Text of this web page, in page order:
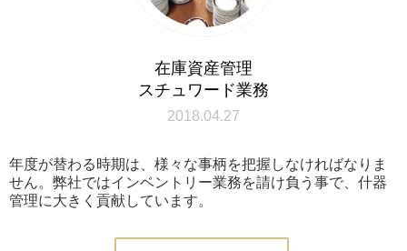
在庫資産管理
スチュワード業務
2018.04.27
年度が替わる時期は、様々な事柄を把握しなければなりま
せん。弊社ではインベントリー業務を請け負う事で、什器
管理に大きく貢献しています。